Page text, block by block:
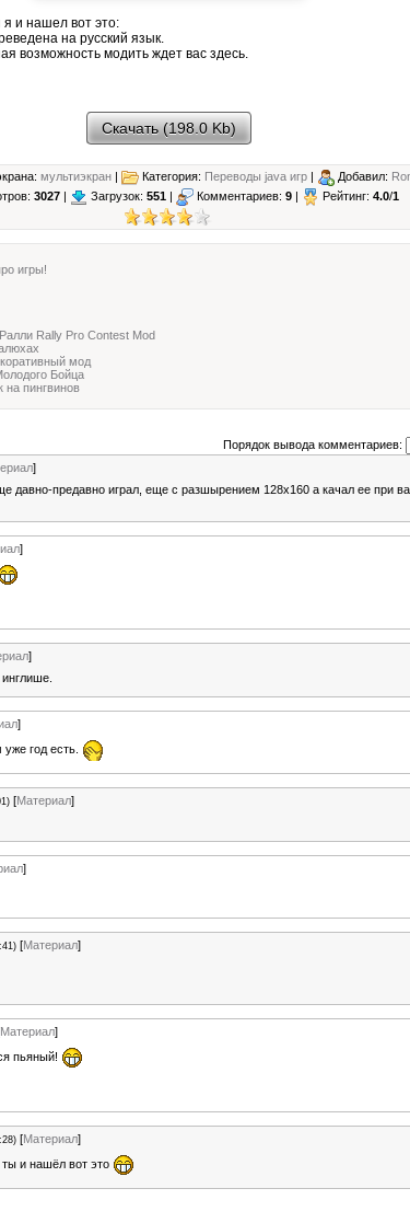
и нашел вот это:
на русский язык.
возможность модить ждет вас здесь.
Скачать (198.0 Kb)
мультиэкран| Категория: Переводы java игр| Добавил:
3027 | Загрузок: 551 | Комментариев: 9 | Рейтинг: 4.0/1
игры!
Rally Pro Contest Mod
мод
Бойца
на пингвинов
Порядок вывода комментариев:
]
давно-предавно играл, еще с разшырением 128х160 а качал ее при
]
]
инглише.
]
год есть.
[Материал]
]
[Материал]
Материал]
пьяный!
[Материал]
и нашёл вот это